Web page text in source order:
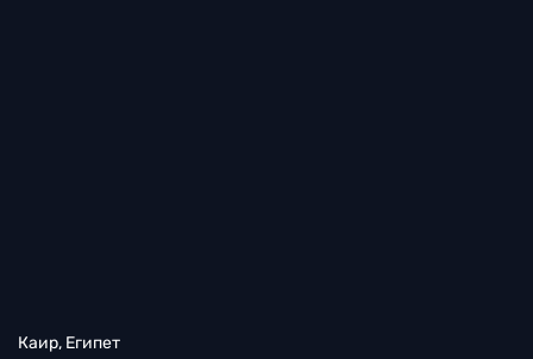
Каир, Египет